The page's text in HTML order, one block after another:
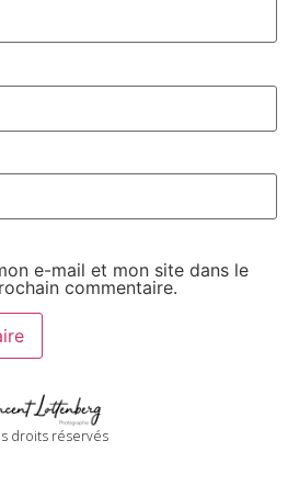
e-mail et mon site dans le
commentaire.
droits réservés